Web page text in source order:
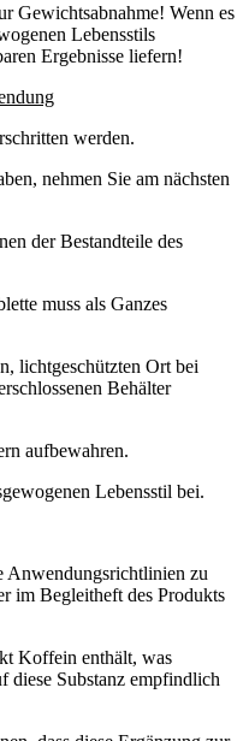
Gewichtsabnahme! Wenn es
Lebensstils
Ergebnisse liefern!
werden.
nehmen Sie am nächsten
der Bestandteile des
muss als Ganzes
lichtgeschützten Ort bei
Behälter
aufbewahren.
Lebensstil bei.
Anwendungsrichtlinien zu
im Begleitheft des Produkts
Koffein enthält, was
diese Substanz empfindlich